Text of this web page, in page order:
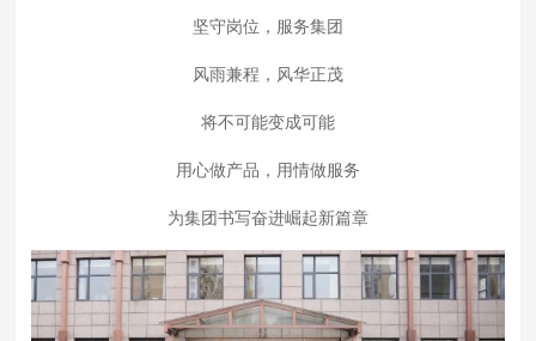
坚守岗位，服务集团
风雨兼程，风华正茂
将不可能变成可能
用心做产品，用情做服务
为集团书写奋进崛起新篇章